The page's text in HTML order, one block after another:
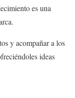
es una
y acompañar a los
ideas